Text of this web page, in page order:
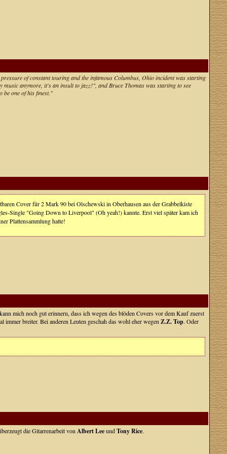
of constant touring and the infamous Columbus, Ohio incident was starting
anymore, it's an insult to jazz!", and Bruce Thomas was starting to see
be one of his finest."
Cover für 2 Mark 90 bei Olschewski in Oberhausen aus der Grabbelkiste
Single "Going Down to Liverpool" (Oh yeah!) kannte. Erst viel später kam ich
Plattensammlung hatte!
mich noch gut erinnern, dass ich wegen des blöden Covers vor dem Kauf zuerst
breiter. Bei anderen Leuten geschah das wohl eher wegen Z.Z. Top. Oder
die Gitarrenarbeit von Albert LeeundTony Rice.